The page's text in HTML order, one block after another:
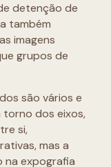
detenção de
também
imagens
grupos de
são vários e
torno dos eixos,
si,
mas a
na expografia